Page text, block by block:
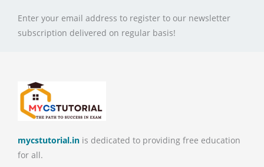
Enter your email address to register to our newsletter
subscription delivered on regular basis!
mycstutorial.in is dedicated to providing free education
for all.